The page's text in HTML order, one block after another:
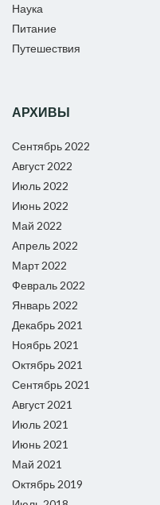
Наука
Питание
Путешествия
АРХИВЫ
Сентябрь 2022
Август 2022
Июль 2022
Июнь 2022
Май 2022
Апрель 2022
Март 2022
Февраль 2022
Январь 2022
Декабрь 2021
Ноябрь 2021
Октябрь 2021
Сентябрь 2021
Август 2021
Июль 2021
Июнь 2021
Май 2021
Октябрь 2019